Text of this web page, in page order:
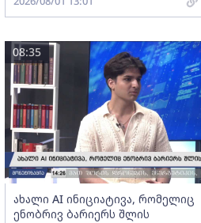
ახალი AI ინიციატივა, რომელიც
ენობრივ ბარიერს შლის
08:35